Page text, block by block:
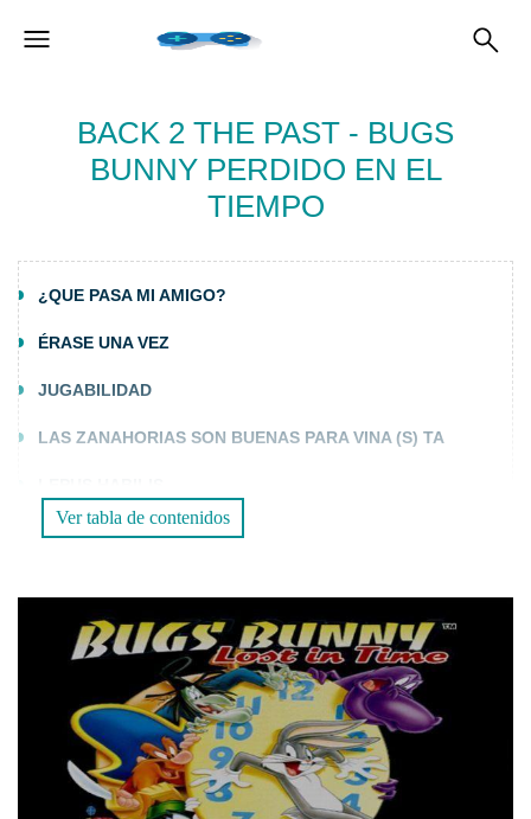
BACK 2 THE PAST - BUGS
BUNNY PERDIDO EN EL
TIEMPO
¿QUE PASA MI AMIGO?
ÉRASE UNA VEZ
JUGABILIDAD
LAS ZANAHORIAS SON BUENAS PARA VINA (S) TA
PERSONAJES
CRÍTICA
Ver tabla de contenidos